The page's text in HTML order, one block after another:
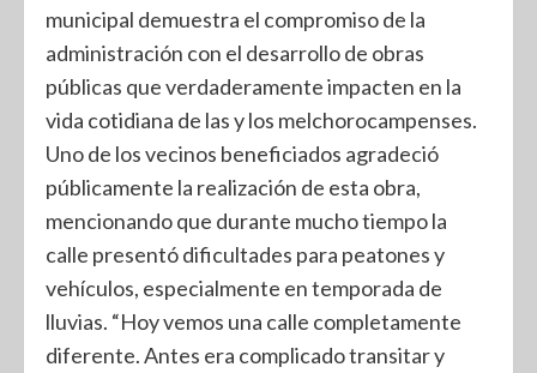
municipal demuestra el compromiso de la
administración con el desarrollo de obras
públicas que verdaderamente impacten en la
vida cotidiana de las y los melchorocampenses.
Uno de los vecinos beneficiados agradeció
públicamente la realización de esta obra,
mencionando que durante mucho tiempo la
calle presentó dificultades para peatones y
vehículos, especialmente en temporada de
lluvias. “Hoy vemos una calle completamente
diferente. Antes era complicado transitar y